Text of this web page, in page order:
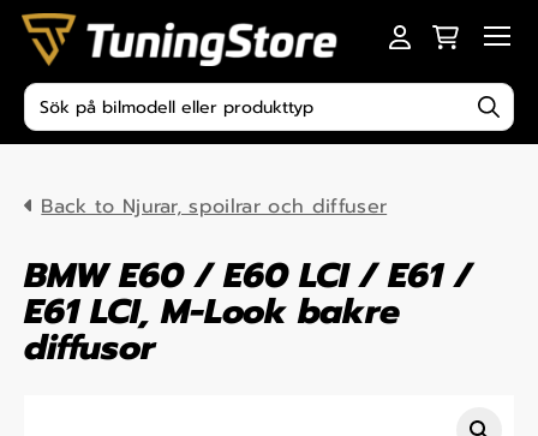
Skip to content
Produktsökning
Back to Njurar, spoilrar och diffuser
BMW E60 / E60 LCI / E61 /
E61 LCI, M-Look bakre
diffusor